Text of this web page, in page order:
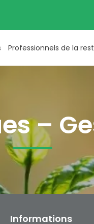
Professionnels de la
–
Informations